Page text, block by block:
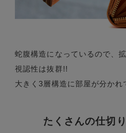
蛇腹構造になっているので、
視認性は抜群!!
大きく3層構造に部屋が分かれ
たくさんの仕切